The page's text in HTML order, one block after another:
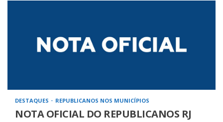
DESTAQUES REPUBLICANOS NOS MUNICÍPIOS
NOTA OFICIAL DO REPUBLICANOS RJ